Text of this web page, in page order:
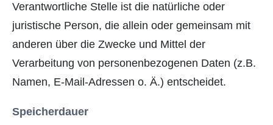
Verantwortliche Stelle ist die natürliche oder
juristische Person, die allein oder gemeinsam mit
anderen über die Zwecke und Mittel der
Verarbeitung von personenbezogenen Daten (z.B.
Namen, E-Mail-Adressen o. Ä.) entscheidet.
Speicherdauer